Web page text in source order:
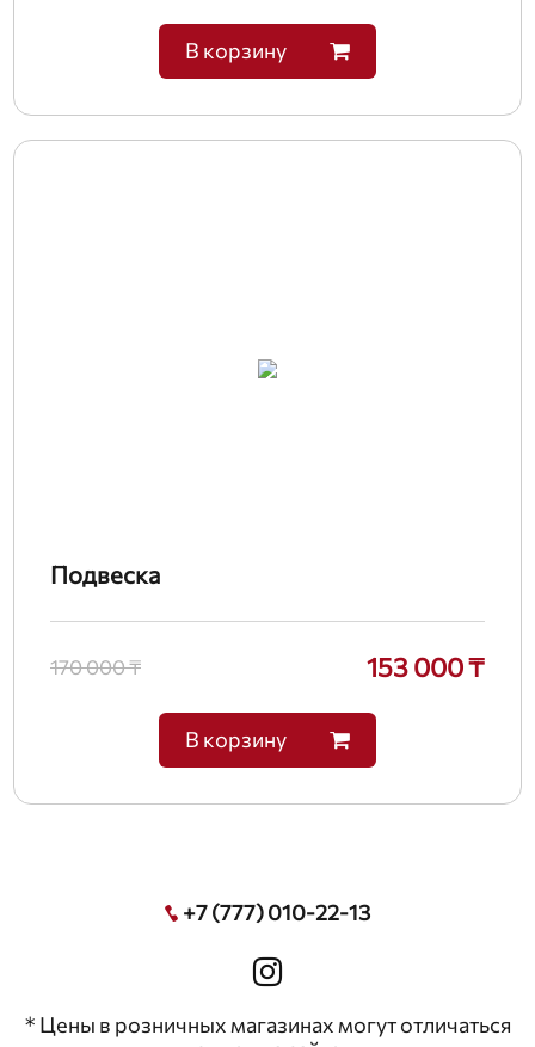
В корзину
Подвеска
170 000 ₸ 153 000 ₸
В корзину
+7 (777) 010-22-13
* Цены в розничных магазинах могут отличаться